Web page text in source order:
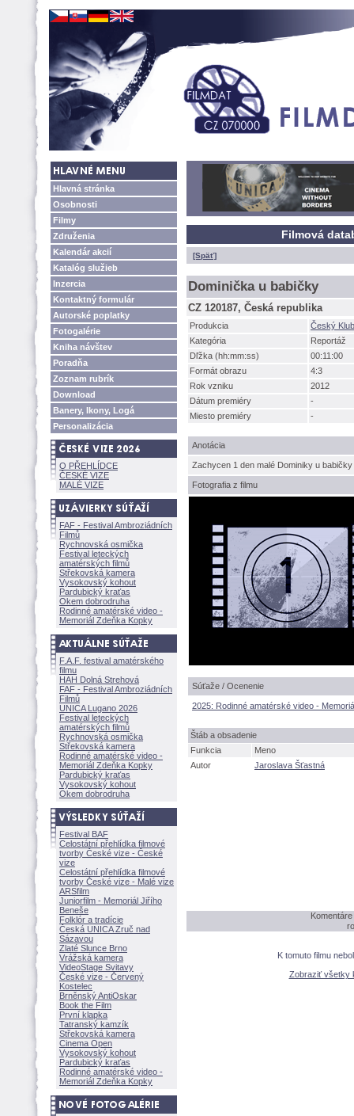
Hlavná stránka
Osobnosti
Filmy
Združenia
Kalendár akcií
Katalóg služieb
Inzercia
Kontaktný formulár
Autorské poplatky
Fotogalérie
Kniha návštev
Poradňa
Zoznam rubrík
Download
Banery, Ikony, Log
Personalizácia
O PŘEHLÍDCE
ČESKÉ VIZE
MALÉ VIZE
FAF - Festival Ambroziádních
Filmů
Rychnovská osmička
Festival leteckých
amatérských filmů
Střekovská kamera
Vysokovský kohout
Pardubický kraťas
Okem dobrodruha
Rodinné amatérské video -
Memoriál Zdeňka Kopky
F.A.F. festival amatérského
filmu
HAH Dolná Strehov
FAF - Festival Ambroziádních
Filmů
UNICA Lugano 2026
Festival leteckých
amatérských filmů
Rychnovská osmička
Střekovská kamera
Rodinné amatérské video -
Memoriál Zdeňka Kopky
Pardubický kraťas
Vysokovský kohout
Okem dobrodruha
Festival BAF
Celostátní přehlídka filmové
tvorby České vize - České
vize
Celostátní přehlídka filmové
tvorby České vize - Malé vize
ARSfilm
Juniorfilm - Memoriál Jiřího
Beneše
Folklór a tradície
Česká UNICA Zruč nad
Sázavou
Zlaté Slunce Brno
Vrážská kamera
VideoStage Svitavy
České vize - Červený
Kostelec
Brněnský AntiOskar
Book the Film
První klapka
Tatranský kamzík
Střekovská kamera
Cinema Open
Vysokovský kohout
Pardubický kraťas
Rodinné amatérské video -
Memoriál Zdeňka Kopky
Filmová
[Späť]
Dominička u babičky
CZ 120187, Česká republika
Produkcia
Český
Kategória
Reportáž
Dľžka (hh:mm:ss)
00:11:00
Formát obrazu
4:3
Rok vzniku
2012
Dátum premiéry
-
Miesto premiéry
-
Anotácia
Zachycen 1 den malé Dominiky u babičky
Fotografia z filmu
Súťaže / Ocenenie
2025: Rodinné amatérské video -
táb a obsadenie
Funkcia
Meno
Autor
Jaroslava Šťastn
K tomuto filmu
Zobraziť všetky